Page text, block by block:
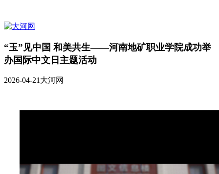
“玉”见中国 和美共生——河南地矿职业学院成功举
办国际中文日主题活动
2026-04-21大河网